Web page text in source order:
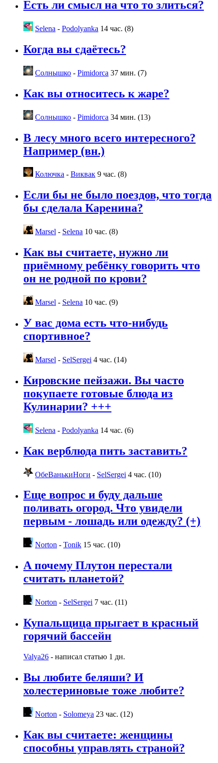
Есть ли смысл на что то злиться?
Selena - Podolyanka 14 час. (8)
Когда вы сдаётесь?
Солнышко - Pimidorca 37 мин. (7)
Как вы относитесь к жаре?
Солнышко - Pimidorca 34 мин. (13)
В лесу много всего интересного?
Например (вн.)
Колючка - Виквак 9 час. (8)
Если бы не было поездов, что тогда
бы сделала Каренина?
Marsel - Selena 10 час. (8)
Как вы считаете, нужно ли
приёмному ребёнку говорить что
он не родной по крови?
Marsel - Selena 10 час. (9)
У вас дома есть что-нибудь
спортивное?
Marsel - SelSergei 4 час. (14)
Кировские пейзажи. Вы часто
покупаете готовые блюда из
Кулинарии? +++
Selena - Podolyanka 14 час. (6)
Как верблюда пить заставить?
ОбеВанькиНоги - SelSergei 4 час. (10)
Еще вопрос и буду дальше
поливать огород. Что увидели
первым - лошадь или одежду? (+)
Norton - Tonik 15 час. (10)
А почему Плутон перестали
считать планетой?
Norton - SelSergei 7 час. (11)
Купальщица прыгает в красный
горячий бассейн
Valya26 - написал статью 1 дн.
Вы любите беляши? И
холестериновые тоже любите?
Norton - Solomeya 23 час. (12)
Как вы считаете: женщины
способны управлять страной?